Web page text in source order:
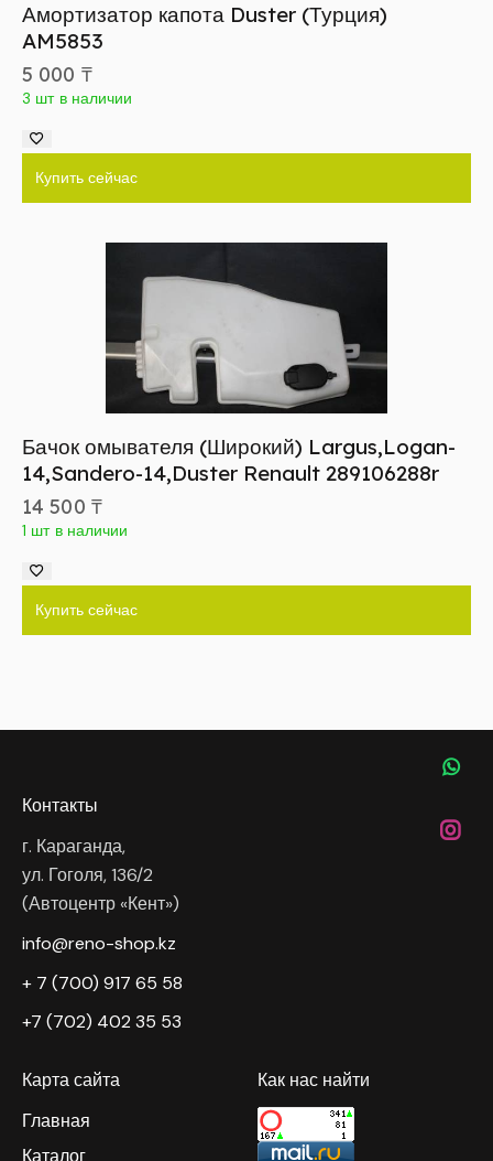
Амортизатор капота Duster (Турция)
AM5853
5 000 ₸
3 шт в наличии
Купить сейчас
Бачок омывателя (Широкий) Largus,Logan-
14,Sandero-14,Duster Renault 289106288r
14 500 ₸
1 шт в наличии
Купить сейчас
Контакты
г. Караганда,
ул. Гоголя, 136/2
(Автоцентр «Кент»)
info@reno-shop.kz
+ 7 (700) 917 65 58
+7 (702) 402 35 53
Карта сайта
Главная
Как нас найти